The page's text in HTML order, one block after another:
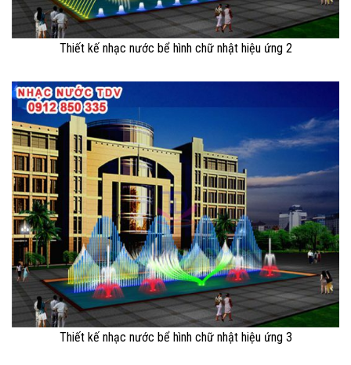
Thiết kế nhạc nước bể hình chữ nhật hiệu ứng 2
Thiết kế nhạc nước bể hình chữ nhật hiệu ứng 3